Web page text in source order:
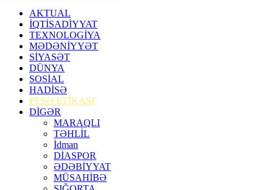
AKTUAL
İQTİSADİYYAT
TEXNOLOGİYA
MƏDƏNİYYƏT
SİYASƏT
DÜNYA
SOSİAL
HADİSƏ
PEŞƏ ETİKASI
DİGƏR
MARAQLI
TƏHLİL
İdman
DİASPOR
ƏDƏBİYYAT
MÜSAHİBƏ